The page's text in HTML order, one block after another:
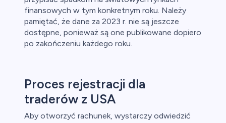
finansowych w tym konkretnym roku. Należy
pamiętać, że dane za 2023 r. nie są jeszcze
dostępne, ponieważ są one publikowane dopiero
po zakończeniu każdego roku.
Proces rejestracji dla
traderów z USA
Aby otworzyć rachunek, wystarczy odwiedzić